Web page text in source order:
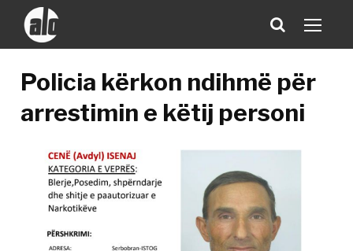
Policia kërkon ndihmë për
arrestimin e këtij personi